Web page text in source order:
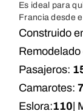
Es ideal para
Francia desde
Construido
Remodelado
Pasajeros:
Camarotes:
Eslora:110 |